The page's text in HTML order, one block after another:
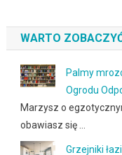
WARTO
Palmy
Ogrodu
Marzysz o
obawiasz się …
Grzejniki